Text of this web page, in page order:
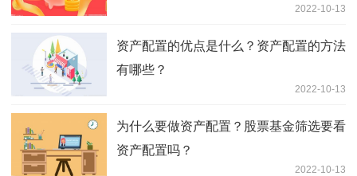
2022-10-13
资产配置的优点是什么？资产配置的方法
有哪些？
2022-10-13
为什么要做资产配置？股票基金筛选要看
资产配置吗？
2022-10-13